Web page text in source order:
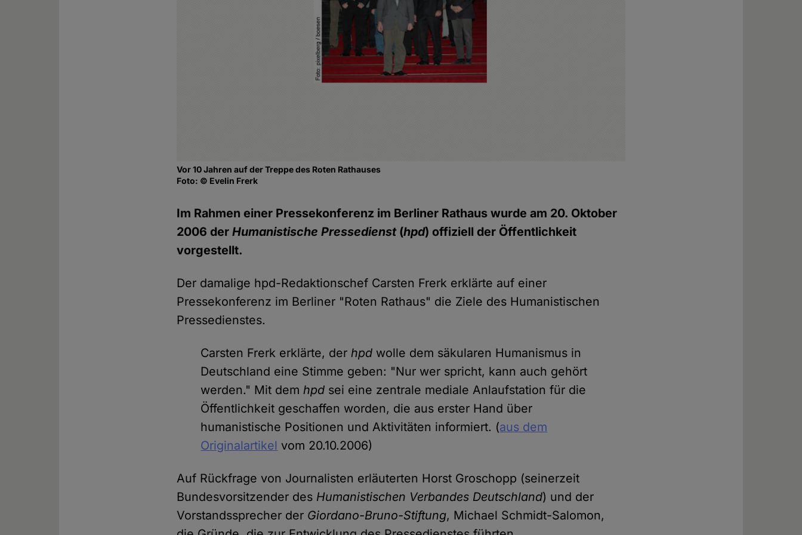
Vor 10 Jahren auf der Treppe des Roten Rathauses
Foto: © Evelin Frerk
Im Rahmen einer Pressekonferenz im Berliner Rathaus wurde am 20. Oktober
2006 derHumanistische Pressedienst(hpd) offiziell der Öffentlichkeit
vorgestellt.
Der damalige hpd-Redaktionschef Carsten Frerk erklärte auf einer
Pressekonferenz im Berliner "Roten Rathaus" die Ziele des Humanistischen
Pressedienstes.
Carsten Frerk erklärte, derhpd wolle dem säkularen Humanismus in
Deutschland eine Stimme geben: "Nur wer spricht, kann auch gehört
werden." Mit demhpd sei eine zentrale mediale Anlaufstation für die
Öffentlichkeit geschaffen worden, die aus erster Hand über
humanistische Positionen und Aktivitäten informiert. (aus dem
Originalartikel vom 20.10.2006)
Auf Rückfrage von Journalisten erläuterten Horst Groschopp (seinerzeit
Bundesvorsitzender des Humanistischen Verbandes Deutschland) und der
Vorstandssprecher der Giordano-Bruno-Stiftung, Michael Schmidt-Salomon,